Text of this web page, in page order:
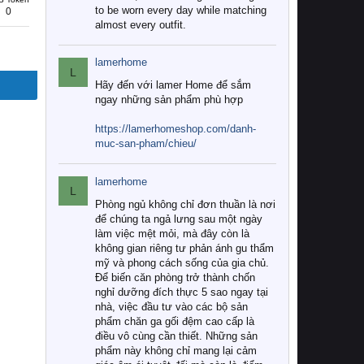
0
to be worn every day while matching
almost every outfit.
L
lamerhome
Hãy đến với lamer Home để sắm
ngay những sản phẩm phù hợp
https://lamerhomeshop.com/danh-
muc-san-pham/chieu/
L
lamerhome
Phòng ngủ không chỉ đơn thuần là nơi
để chúng ta ngả lưng sau một ngày
làm việc mệt mỏi, mà đây còn là
không gian riêng tư phản ánh gu thẩm
mỹ và phong cách sống của gia chủ.
Để biến căn phòng trở thành chốn
nghỉ dưỡng đích thực 5 sao ngay tại
nhà, việc đầu tư vào các bộ sản
phẩm chăn ga gối đệm cao cấp là
điều vô cùng cần thiết. Những sản
phẩm này không chỉ mang lại cảm